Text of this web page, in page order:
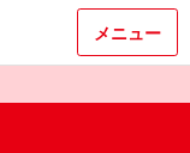
メニュー